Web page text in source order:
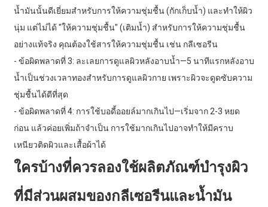
น้ำมันนั้นดีเยี่ยมสำหรับการให้ความชุ่มชื้น (กักเก็บน้ำ) และทำให้ผิว
นุ่ม แต่ไม่ได้ "ให้ความชุ่มชื้น" (เติมน้ำ) สำหรับการให้ความชุ่มชื้น
อย่างแท้จริง คุณต้องใช้สารให้ความชุ่มชื้น เช่น กลีเซอรีน
- ข้อผิดพลาดที่ 3: ละเลยการดูแลผิวหลังอาบน้ำ—5 นาทีแรกหลังอาบ
น้ำเป็นช่วงเวลาทองสำหรับการดูแลผิวกาย เพราะผิวจะดูดซับความ
ชุ่มชื้นได้ดีที่สุด
- ข้อผิดพลาดที่ 4: การใช้บอดี้ออยล์มากเกินไป—เริ่มจาก 2-3 หยด
ก่อน แล้วค่อยเพิ่มถ้าจำเป็น การใช้มากเกินไปอาจทำให้มีคราบ
เหนียวติดผิวและเสื้อผ้าได้
ใครบ้างที่ควรลองใช้ผลิตภัณฑ์บำรุงผิว
ที่มีส่วนผสมของกลีเซอรีนและน้ำมัน